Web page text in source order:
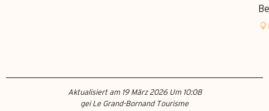
Aktualisiert am 19 März 2026 Um 10:08
gei Le Grand-Bornand Tourisme